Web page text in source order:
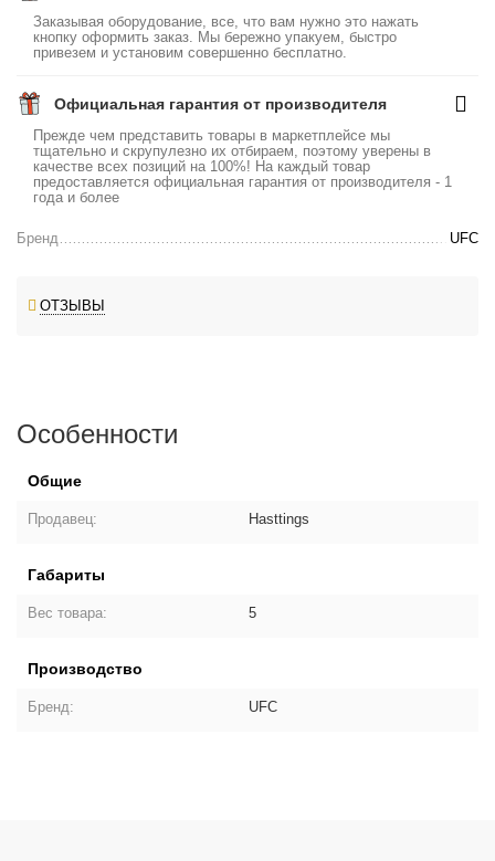
Заказывая оборудование, все, что вам нужно это нажать
кнопку оформить заказ. Мы бережно упакуем, быстро
привезем и установим совершенно бесплатно.
Официальная гарантия от производителя
Прежде чем представить товары в маркетплейсе мы
тщательно и скрупулезно их отбираем, поэтому уверены в
качестве всех позиций на 100%! На каждый товар
предоставляется официальная гарантия от производителя - 1
года и более
Бренд UFC
ОТЗЫВЫ
Особенности
Общие
Продавец: Hasttings
Габариты
Вес товара: 5
Производство
Бренд: UFC